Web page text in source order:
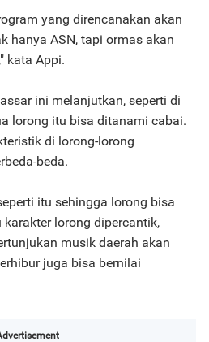
yang direncanakan akan
hanya ASN, tapi ormas akan
kata Appi.
ini melanjutkan, seperti di
lorong itu bisa ditanami cabai.
di lorong-lorong
beda.
itu sehingga lorong bisa
lorong dipercantik,
musik daerah akan
juga bisa bernilai